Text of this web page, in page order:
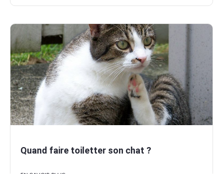
Quand faire toiletter son chat ?